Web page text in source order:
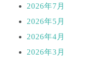
2026年7月
2026年5月
2026年4月
2026年3月